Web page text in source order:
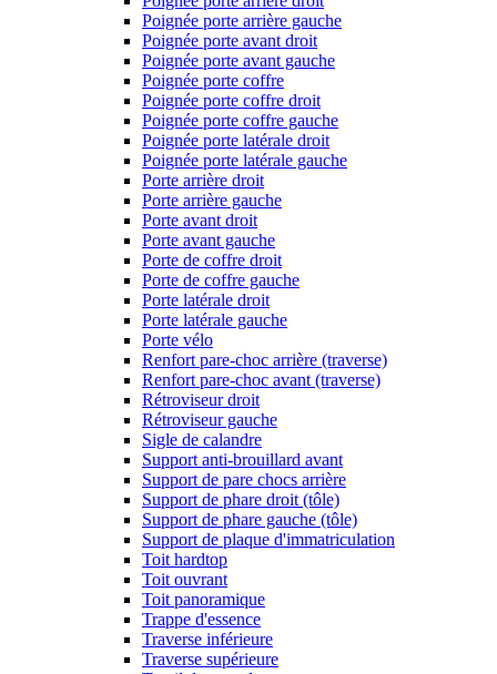
Poignée porte arrière gauche
Poignée porte avant droit
Poignée porte avant gauche
Poignée porte coffre
Poignée porte coffre droit
Poignée porte coffre gauche
Poignée porte latérale droit
Poignée porte latérale gauche
Porte arrière droit
Porte arrière gauche
Porte avant droit
Porte avant gauche
Porte de coffre droit
Porte de coffre gauche
Porte latérale droit
Porte latérale gauche
Porte vélo
Renfort pare-choc arrière (traverse)
Renfort pare-choc avant (traverse)
Rétroviseur droit
Rétroviseur gauche
Sigle de calandre
Support anti-brouillard avant
Support de pare chocs arrière
Support de phare droit (tôle)
Support de phare gauche (tôle)
Support de plaque d'immatriculation
Toit hardtop
Toit ouvrant
Toit panoramique
Trappe d'essence
Traverse inférieure
Traverse supérieure